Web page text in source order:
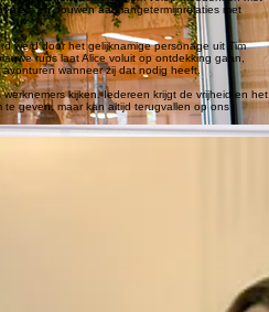
van laser, kent ook X-ray technologie stilaan
Terwijl de projecten en opdrachten steeds
worden, blijft Absolem volop meedenken met
en bouwen aan langetermijnrelaties met
werd door het gelijknamige personage uit Tim
rups laat Alice voluit op ontdekking gaan,
wanneer zij dat nodig heeft.